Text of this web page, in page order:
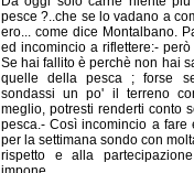
pesce ?..che se lo vadano a
ero... come dice Montalbano.
ed incomincio a riflettere:-
Se hai fallito è perchè non hai
quelle della pesca ; forse
sondassi un po' il terreno
meglio, potresti renderti conto
pesca.- Così incomincio a
per la settimana sondo con
rispetto e alla